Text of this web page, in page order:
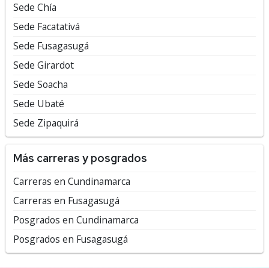
Sede Chía
Sede Facatativá
Sede Fusagasugá
Sede Girardot
Sede Soacha
Sede Ubaté
Sede Zipaquirá
Más carreras y posgrados
Carreras en Cundinamarca
Carreras en Fusagasugá
Posgrados en Cundinamarca
Posgrados en Fusagasugá